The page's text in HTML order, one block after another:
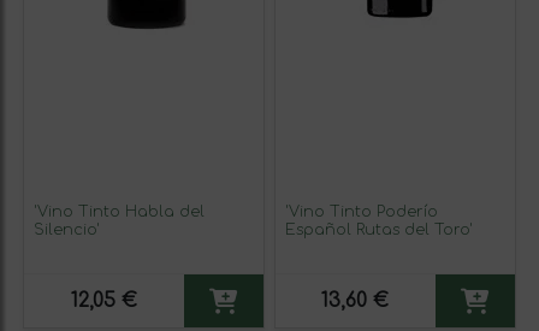
'Vino Tinto Habla del
Silencio'
12,05 €
'Vino Tinto Poderío
Español Rutas del Toro'
13,60 €